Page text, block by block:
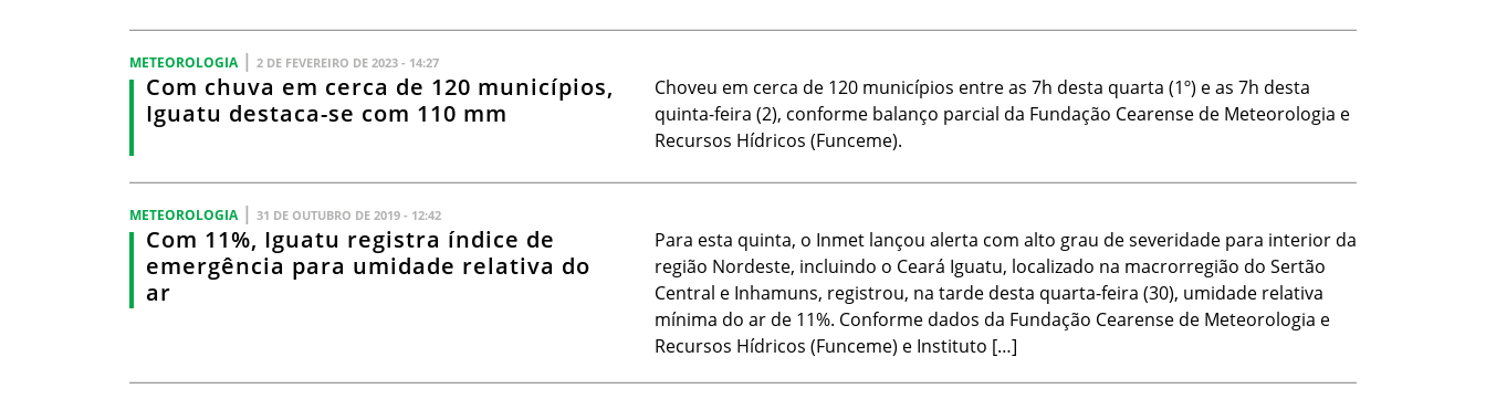
METEOROLOGIA | 2 DE FEVEREIRO DE 2023 - 14:27
Com chuva em cerca de 120 municípios,
Iguatu destaca-se com 110 mm
Choveu em cerca de 120 municípios entre as 7h desta quarta (1º) e as 7h desta
quinta-feira (2), conforme balanço parcial da Fundação Cearense de Meteorologia e
Recursos Hídricos (Funceme).
METEOROLOGIA | 31 DE OUTUBRO DE 2019 - 12:42
Com 11%, Iguatu registra índice de
emergência para umidade relativa do
ar
Para esta quinta, o Inmet lançou alerta com alto grau de severidade para interior da
região Nordeste, incluindo o Ceará Iguatu, localizado na macrorregião do Sertão
Central e Inhamuns, registrou, na tarde desta quarta-feira (30), umidade relativa
mínima do ar de 11%. Conforme dados da Fundação Cearense de Meteorologia e
Recursos Hídricos (Funceme) e Instituto […]